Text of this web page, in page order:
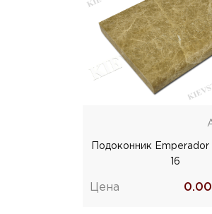
Подоконник
16
Цена 0.00